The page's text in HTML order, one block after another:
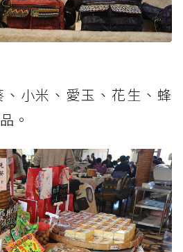
小米、愛玉、花生、蜂
。